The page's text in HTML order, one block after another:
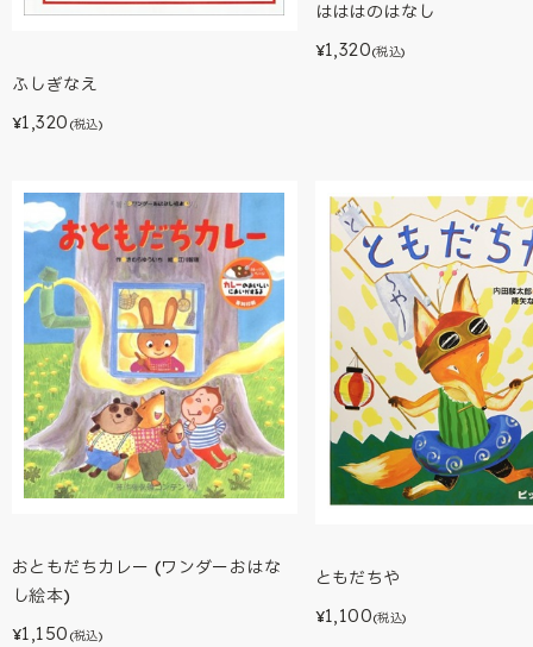
ふしぎなえ
¥1,320 (税込)
はははのはなし
¥1,320(税込)
おともだちカレー (ワンダーおはな
し絵本)
¥1,150 (税込)
ともだちや
¥1,100(税込)